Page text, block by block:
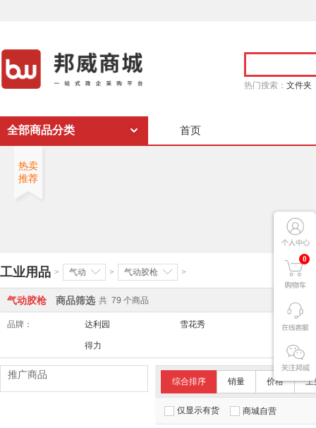
热门搜索： 文件夹
0
全部商品分类 首页
热卖
推荐
工业用品 > 气动 > 气动胶枪 >
气动胶枪 商品筛选 共 79 个商品
品牌： 达利园 雪花秀 舒适达/
得力
综合排序 销量 价格 上
仅显示有货 商城自营
推广商品